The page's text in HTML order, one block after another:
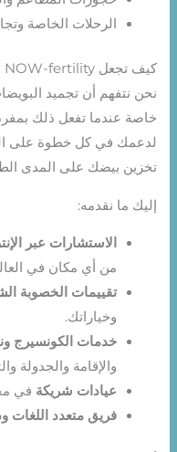
الرحلات الخاصة
كيف تجعل NOW-fertility العملية سلسة
نحن نتفهم أن تجميد
خاصة عندما تفعل ذلك
لدعمك في كل خطوة على
تخزين بيضك على المدى
إليك ما نقدمه:
الاستشارات عبر
من أي مكان في
تقييمات الخصوبة
وخياراتك.
خدمات الكونسيرج
والإقامة والجدولة
عيادات شريكة في
فريق متعدد اللغات